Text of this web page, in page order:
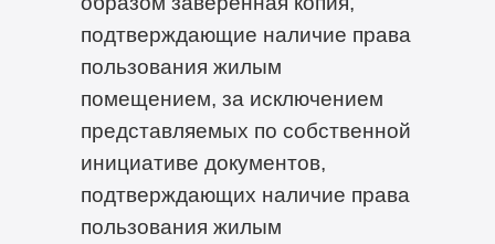
подтверждающие наличие права
пользования жилым
помещением, за исключением
представляемых по собственной
инициативе документов,
подтверждающих наличие права
пользования жилым